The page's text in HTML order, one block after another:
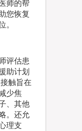
师的帮
您恢复
。
评估患
助计划
触旨在
少焦
、其他
。还允
理支